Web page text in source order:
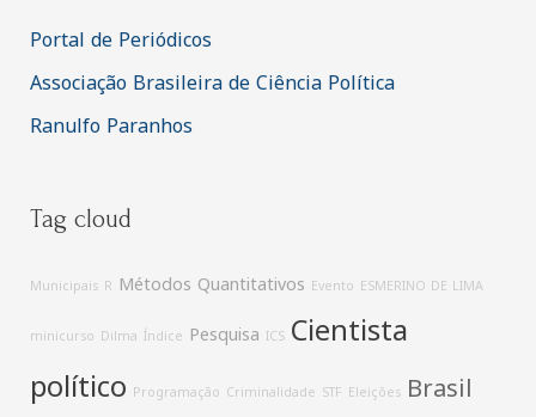
Portal de Periódicos
Associação Brasileira de Ciência Política
Ranulfo Paranhos
Tag cloud
Municipais R Métodos Quantitativos Evento ESMERINO DE LIMA
minicurso Dilma Índice Pesquisa ICS Cientista
político Programação Criminalidade STF Eleições Brasil